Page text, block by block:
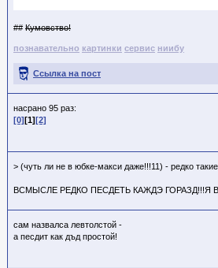
## Кумовство!
познавательно картинки сервис ниибу
Ссылка на пост
насрано 95 раз:
[0] [1] [2]
> (чуть ли не в юбке-макси даже!!!11) - редко
ВСМЫСЛЕ РЕДКО ПЕСДЕТЬ КАЖДЭ ГОРАЗД!!!Я
сам назвалса левтолстой -
а песдит как дъд простой!